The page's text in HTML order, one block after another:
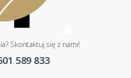
Skontaktuj się z nami!
589 833